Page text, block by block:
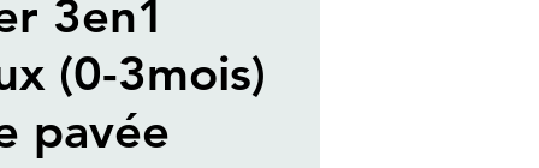
3en1
(0-3mois)
pavée